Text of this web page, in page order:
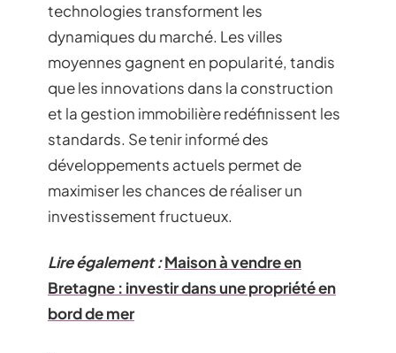
technologies transforment les
dynamiques du marché. Les villes
moyennes gagnent en popularité, tandis
que les innovations dans la construction
et la gestion immobilière redéfinissent les
standards. Se tenir informé des
développements actuels permet de
maximiser les chances de réaliser un
investissement fructueux.
Lire également :Maison à vendre en
Bretagne : investir dans une propriété en
bord de mer